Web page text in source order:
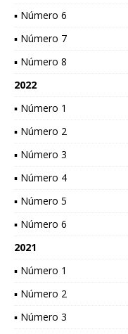
▪ Número 6
▪ Número 7
▪ Número 8
2022
▪ Número 1
▪ Número 2
▪ Número 3
▪ Número 4
▪ Número 5
▪ Número 6
2021
▪ Número 1
▪ Número 2
▪ Número 3